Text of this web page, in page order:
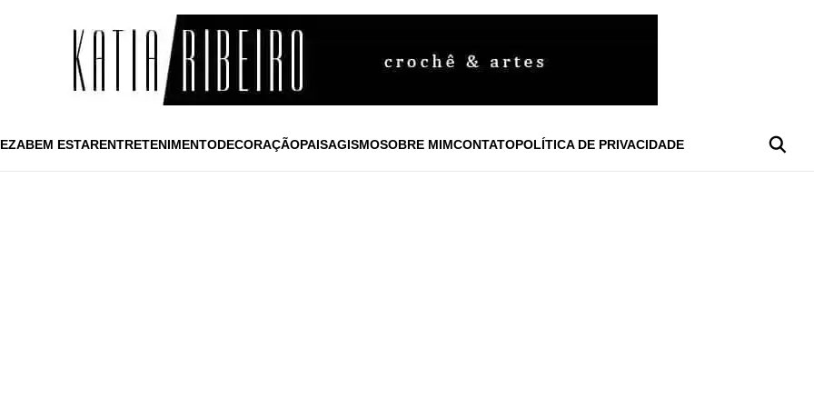
BEM ESTARENTRETENIMENTODECORAÇÃOPAISAGISMOSOBRE MIMCONTATOPOLÍTICA DE PRIVACIDADE